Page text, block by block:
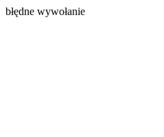
błędne wywołanie